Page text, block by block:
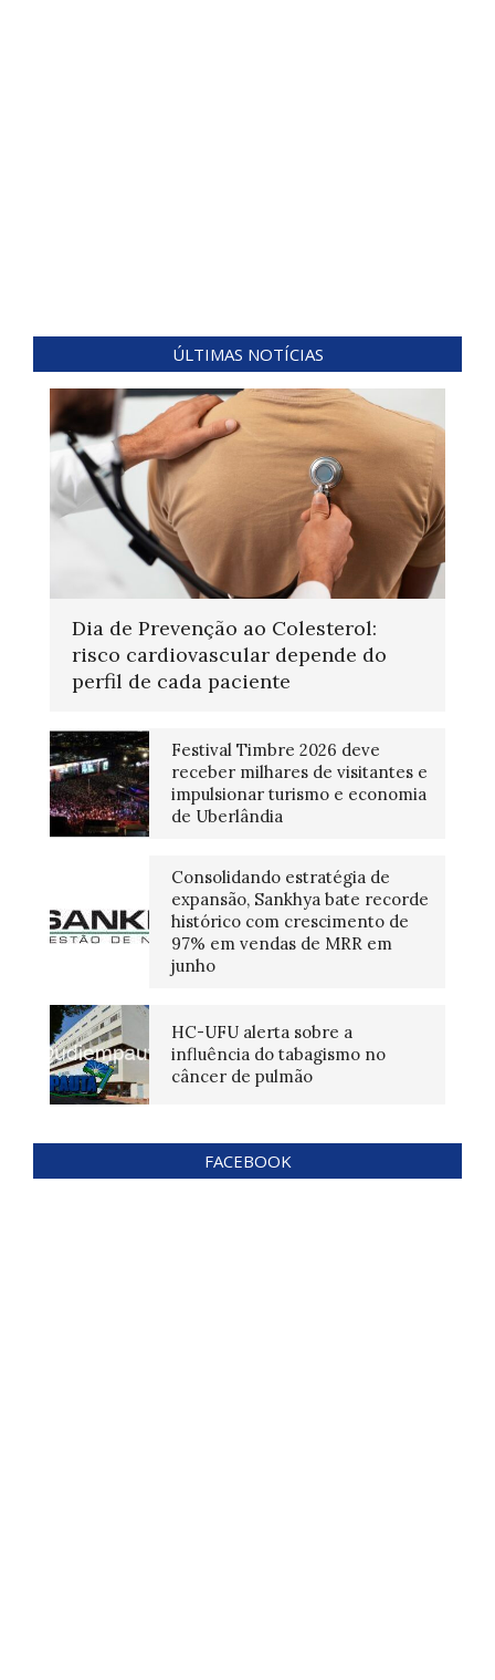
ÚLTIMAS NOTÍCIAS
Dia de Prevenção ao Colesterol:
risco cardiovascular depende do
perfil de cada paciente
Festival Timbre 2026 deve
receber milhares de visitantes e
impulsionar turismo e economia
de Uberlândia
Consolidando estratégia de
expansão, Sankhya bate recorde
histórico com crescimento de
97% em vendas de MRR em
junho
HC-UFU alerta sobre a
influência do tabagismo no
câncer de pulmão
FACEBOOK